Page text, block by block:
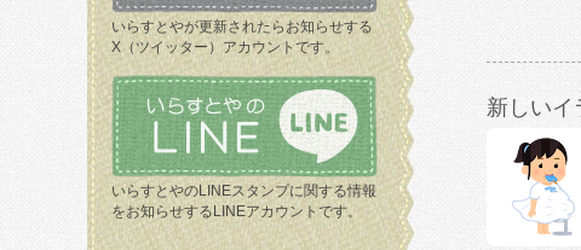
いらすとやが更新されたらお知らせする
X（ツイッター）アカウントです。
いらすとやのLINEスタンプに関する情報
をお知らせするLINEアカウントです。
新しいイ